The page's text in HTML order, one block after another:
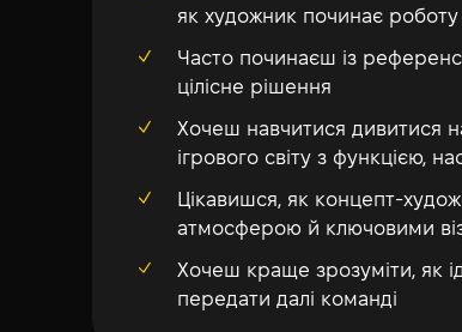
як художник починає роботу
Часто починаєш із
цілісне рішення
Хочеш навчитися дивитися
ігрового світу з функцією,
Цікавишся, як концепт-
атмосферою й ключовими
Хочеш краще зрозуміти, як
передати далі команді